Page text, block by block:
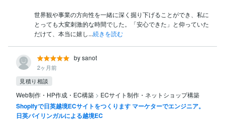
世界観や事業の方向性を一緒に深く掘り下げることができ、私に
とっても大変刺激的な時間でした。「安心できた」と仰っていた
だけて、本当に嬉し...続きを読む
by sanot
2ヶ月前
見積り相談
Web制作・HP作成・EC構築 > ECサイト制作・ネットショップ構築
Shopifyで日英越境ECサイトをつくります マーケターでエンジニア。
日英バイリンガルによる越境EC